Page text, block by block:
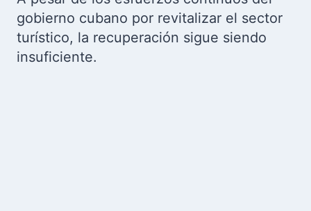
gobierno cubano por revitalizar el sector
turístico, la recuperación sigue siendo
insuficiente.